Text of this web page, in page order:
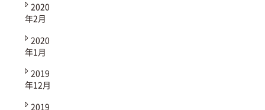
2020
年2月
2020
年1月
2019
年12月
2019